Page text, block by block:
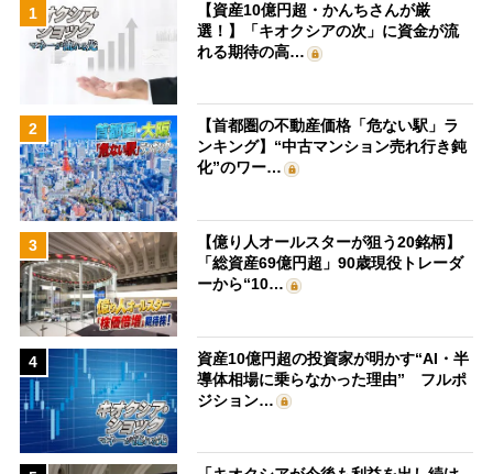
1
【資産10億円超・かんちさんが厳
選！】「キオクシアの次」に資金が流
れる期待の高…
2
【首都圏の不動産価格「危ない駅」ラ
ンキング】“中古マンション売れ行き鈍
化”のワー…
3
【億り人オールスターが狙う20銘柄】
「総資産69億円超」90歳現役トレーダ
ーから“10…
4
資産10億円超の投資家が明かす“AI・半
導体相場に乗らなかった理由” フルポ
ジション…